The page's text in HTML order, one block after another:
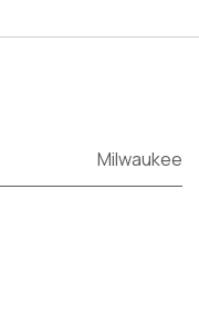
Milwaukee